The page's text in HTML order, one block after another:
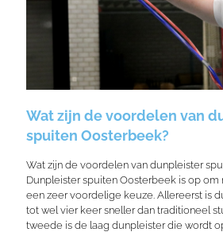
Wat zijn de voordelen van
spuiten Oosterbeek?
Wat zijn de voordelen van dunpleister
Dunpleister spuiten Oosterbeek is op
een zeer voordelige keuze. Allereerst is
tot wel vier keer sneller dan traditioneel
tweede is de laag dunpleister die wordt